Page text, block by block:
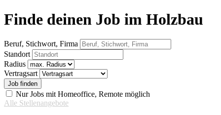
Finde deinen Job im Holzbau
Beruf, Stichwort, Firma
Standort
Radius
Vertragsart
Nur Jobs mit Homeoffice, Remote möglich
Alle Stellenangebote